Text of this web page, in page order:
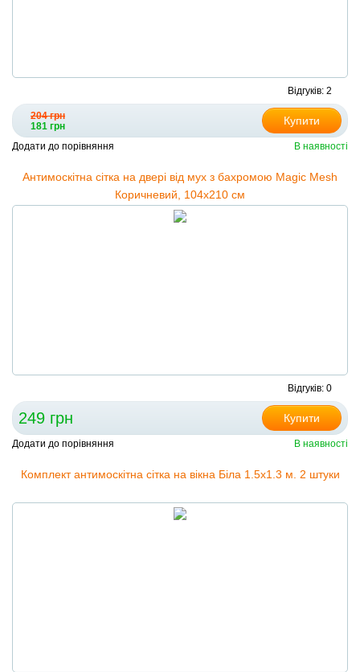
Відгуків: 2
204 грн
181 грн
Купити
Додати до порівняння В наявності
Антимоскітна сітка на двері від мух з бахромою Magic Mesh
Коричневий, 104х210 см
Відгуків: 0
249 грн Купити
Додати до порівняння В наявності
Комплект антимоскітна сітка на вікна Біла 1.5х1.3 м. 2 штуки